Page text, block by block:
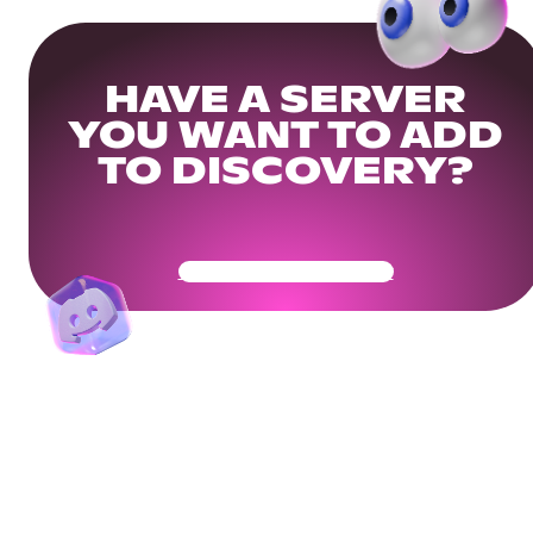
HAVE A SERVER
YOU WANT TO ADD
TO DISCOVERY?
Get Your Community Ready